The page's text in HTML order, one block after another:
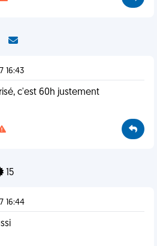
16:43
c'est 60h justement
15
16:44